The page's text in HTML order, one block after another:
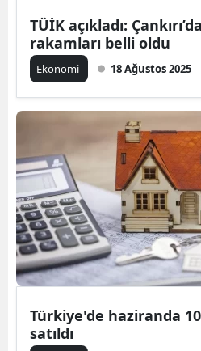
TÜİK açıkladı:
rakamları belli oldu
Ekonomi 18 Ağustos 2025
Türkiye'de haziranda
satıldı